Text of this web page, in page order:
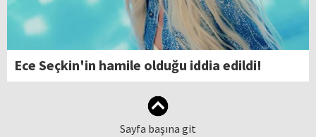
Ece Seçkin'in hamile olduğu iddia edildi!
Sayfa başına git